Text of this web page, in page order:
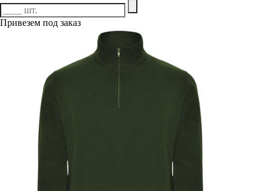
Привезем под заказ